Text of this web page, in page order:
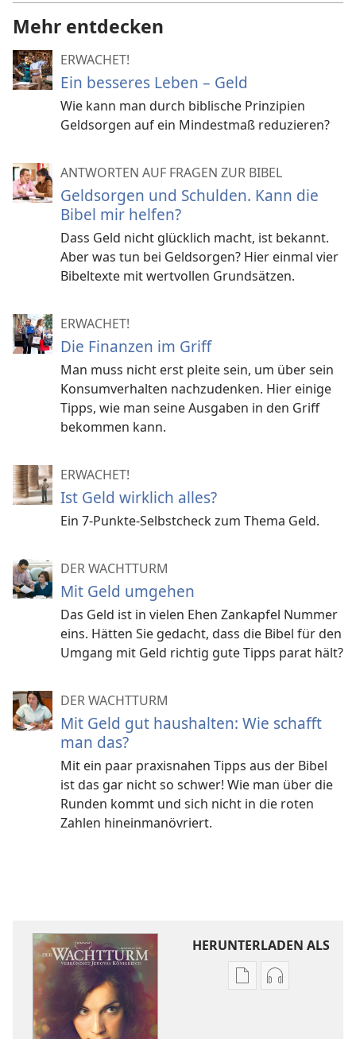
Mehr entdecken
ERWACHET!
Ein besseres Leben – Geld
Wie kann man durch biblische Prinzipien
Geldsorgen auf ein Mindestmaß reduzieren?
ANTWORTEN AUF FRAGEN ZUR BIBEL
Geldsorgen und Schulden. Kann die
Bibel mir helfen?
Dass Geld nicht glücklich macht, ist bekannt.
Aber was tun bei Geldsorgen? Hier einmal vier
Bibeltexte mit wertvollen Grundsätzen.
ERWACHET!
Die Finanzen im Griff
Man muss nicht erst pleite sein, um über sein
Konsumverhalten nachzudenken. Hier einige
Tipps, wie man seine Ausgaben in den Griff
bekommen kann.
ERWACHET!
Ist Geld wirklich alles?
Ein 7-Punkte-Selbstcheck zum Thema Geld.
DER WACHTTURM
Mit Geld umgehen
Das Geld ist in vielen Ehen Zankapfel Nummer
eins. Hätten Sie gedacht, dass die Bibel für den
Umgang mit Geld richtig gute Tipps parat hält?
DER WACHTTURM
Mit Geld gut haushalten: Wie schafft
man das?
Mit ein paar praxisnahen Tipps aus der Bibel
ist das gar nicht so schwer! Wie man über die
Runden kommt und sich nicht in die roten
Zahlen hineinmanövriert.
HERUNTERLADEN ALS